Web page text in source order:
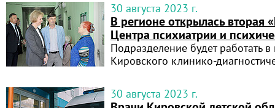
30 августа 2023 г.
В регионе открылась вторая
Центра психиатрии и
Подразделение будет работать
Кировского клинико-
30 августа 2023 г.